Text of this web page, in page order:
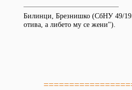
Билинци, Брезнишко (СбНУ 49/
отива, а либето му се жени").